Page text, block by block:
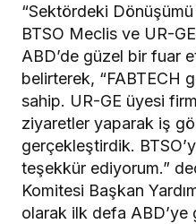
“Sektördeki Dönüşümü
BTSO Meclis ve UR-
ABD’de güzel bir fuar
belirterek, “FABTECH
sahip. UR-GE üyesi
ziyaretler yaparak iş
gerçekleştirdik.
teşekkür ediyorum.”
Komitesi Başkan
olarak ilk defa